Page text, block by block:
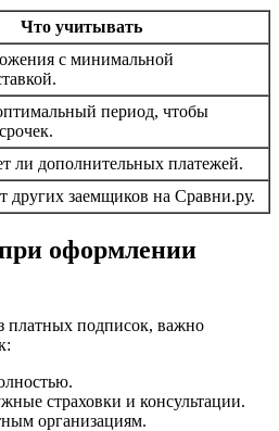
Что учитывать
с минимальной
период, чтобы
ли дополнительных платежей.
других заемщиков на Сравни.ру.
оформлении
платных подписок, важно
страховки и консультации.
организациям.